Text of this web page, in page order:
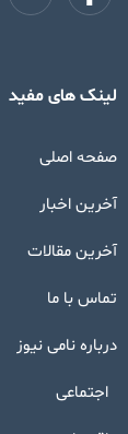
لینک های مفید
صفحه اصلی
آخرین اخبار
آخرین مقالات
تماس با ما
درباره نامی نیوز
اجتماعی